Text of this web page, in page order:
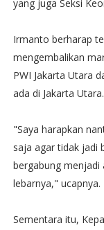
yang juga Seksi
Irmanto berharap
mengembalikan
PWI Jakarta Utara
ada di Jakarta Utara.
"Saya harapkan
saja agar tidak jadi
bergabung menjadi
lebarnya," ucapnya.
Sementara itu,